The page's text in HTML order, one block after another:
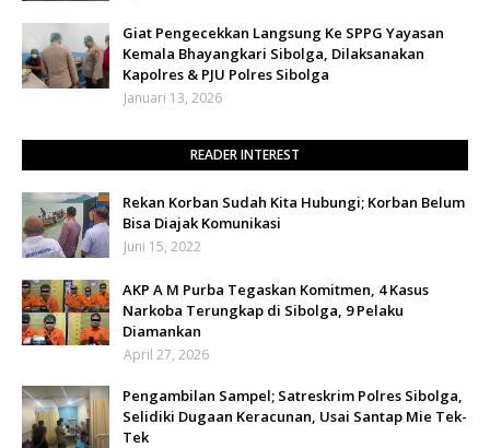
Giat Pengecekkan Langsung Ke SPPG Yayasan
Kemala Bhayangkari Sibolga, Dilaksanakan
Kapolres & PJU Polres Sibolga
Januari 13, 2026
READER INTEREST
Rekan Korban Sudah Kita Hubungi; Korban Belum
Bisa Diajak Komunikasi
Juni 15, 2022
AKP A M Purba Tegaskan Komitmen, 4 Kasus
Narkoba Terungkap di Sibolga, 9 Pelaku
Diamankan
April 27, 2026
Pengambilan Sampel; Satreskrim Polres Sibolga,
Selidiki Dugaan Keracunan, Usai Santap Mie Tek-
Tek